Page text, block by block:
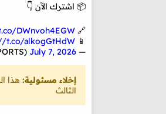
📦 اشترك الآن 👇
🔗
DWnvoh4EGW
📱
t.co/alkogGtHdW
— beIN SPORTS (@beINSPORTS)
July 7, 2026
إخلاء مسئولية: هذا
الثالث